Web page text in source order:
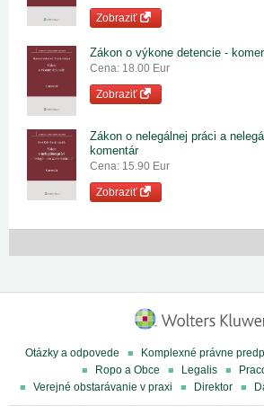
Zobraziť
Zákon o výkone detencie -
Cena: 18.00 Eur
Zobraziť
Zákon o nelegálnej práci a
komentár
Cena: 15.90 Eur
Zobraziť
Otázky a odpovede Komplexné právne
Ropo a Obce
Legalis
Verejné obstarávanie v praxi
Direktor